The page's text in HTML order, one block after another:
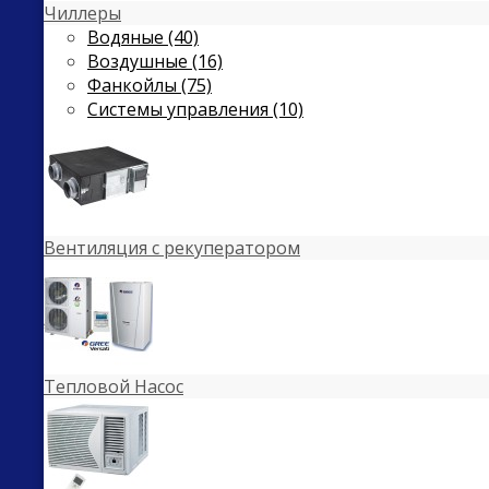
Чиллеры
Водяные (40)
Воздушные (16)
Фанкойлы (75)
Системы управления (10)
Вентиляция с рекуператором
Тепловой Насос